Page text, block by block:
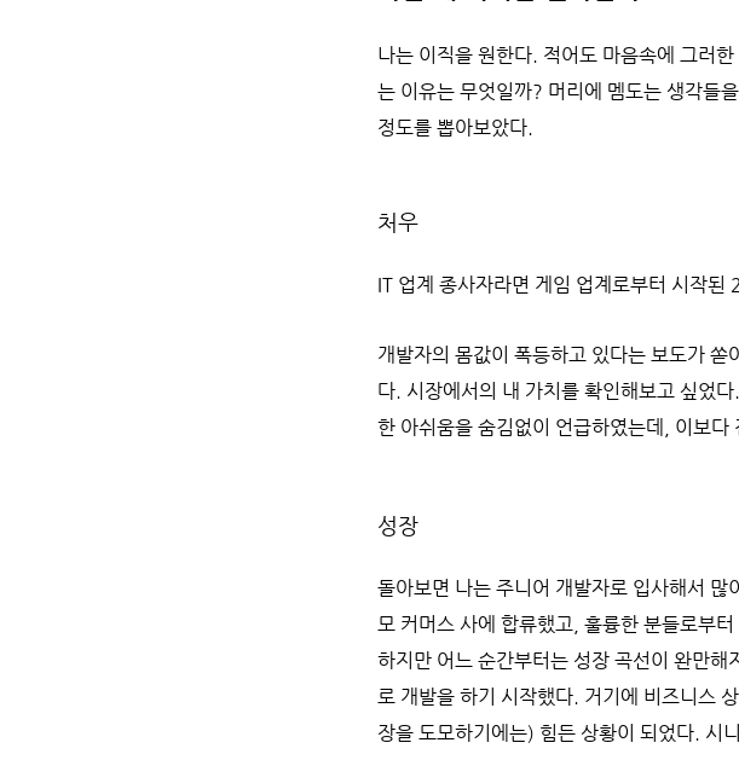
나는 이직을 원한다. 적어도 마음속에 그러
는 이유는 무엇일까? 머리에 멤도는 생각들
정도를 뽑아보았다.
처우
IT 업계 종사자라면 게임 업계로부터 시작
개발자의 몸값이 폭등하고 있다는 보도가
다. 시장에서의 내 가치를 확인해보고 싶었
한 아쉬움을 숨김없이 언급하였는데, 이보
성장
돌아보면 나는 주니어 개발자로 입사해서
모 커머스 사에 합류했고, 훌륭한 분들로부
하지만 어느 순간부터는 성장 곡선이 완만
로 개발을 하기 시작했다. 거기에 비즈니스
장을 도모하기에는) 힘든 상황이 되었다. 시